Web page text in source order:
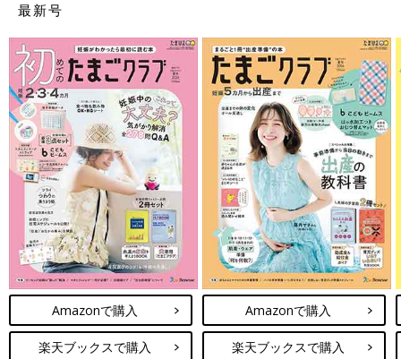
最新号
Amazonで購入
楽天ブックスで購入
Amazonで購入
楽天ブックスで購入